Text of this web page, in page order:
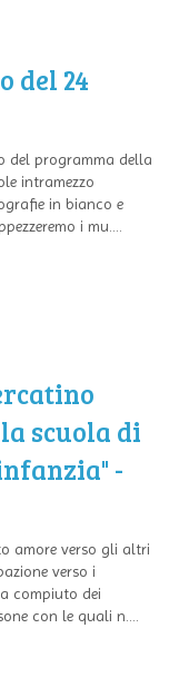
del 24
del programma della
intramezzo
in bianco e
i mu....
scuola di
-
amore verso gli altri
verso i
compiuto dei
con le quali n....